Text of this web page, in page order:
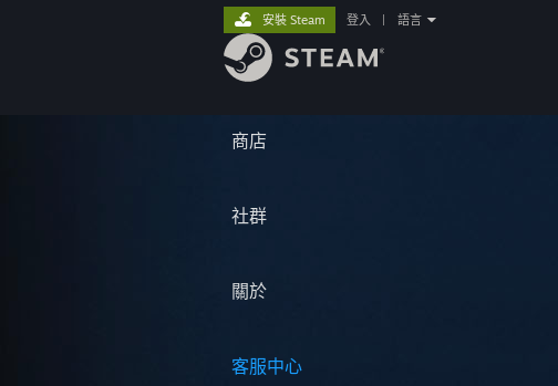
商店
社群
關於
客服中心
安裝 Steam 登入 語言